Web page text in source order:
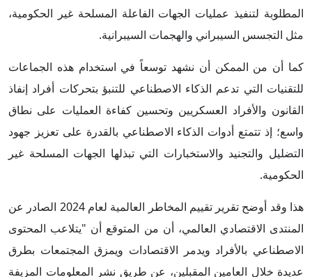
المطلوبة لتنفيذ عمليات الجهات الفاعلة المسلحة غير الحكومية،
مثل التجسس السيبراني والهجمات السيبرانية.
كما أن من الممكن أن نشهد توسعاً في استخدام هذه الجماعات
للتقنيات التي تدعم الذكاء الاصطناعي للتنبؤ بتحركات أفراد إنفاذ
القانون والأفراد العسكريين وتحسين كفاءة العمليات على نطاق
واسع؛ إذ تتمتع أدوات الذكاء الاصطناعي بالقدرة على تعزيز جهود
التضليل والتجنيد والاستخبارات التي تبذلها الجهات المسلحة غير
الحكومية.
هذا وقد أوضح تقرير تقييم المخاطر العالمية لعام 2024 الصادر عن
المنتدى الاقتصادي العالمي، أن من المتوقع أن "يتلاعب المحتوى
الاصطناعي بالأفراد ويدمر الاقتصادات ويمزق المجتمعات بطرق
عديدة خلال العامين المقبلين، عن طريق نشر المعلومات المزيفة